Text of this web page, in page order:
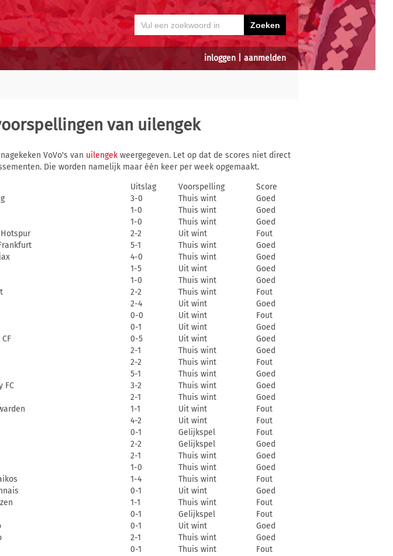
inloggen aanmelden
van uilengek
VoVo's van uilengek weergegeven. Let op dat de scores niet direct
Die worden namelijk maar één keer per week opgemaakt.
Uitslag Voorspelling
Score
3-0 Thuis wint
Goed
1-0 Thuis wint
Goed
1-0 Thuis wint
Goed
2-2 Uit wint
Fout
5-1 Thuis wint
Goed
4-0 Thuis wint
Goed
1-5 Uit wint
Goed
1-0 Thuis wint
Goed
2-2 Thuis wint
Fout
2-4 Uit wint
Goed
0-0 Uit wint
Fout
0-1 Uit wint
Goed
0-5 Uit wint
Goed
2-1 Thuis wint
Goed
2-2 Thuis wint
Fout
5-1 Thuis wint
Goed
FC
3-2 Thuis wint
Goed
2-1 Thuis wint
Goed
1-1 Uit wint
Fout
4-2 Uit wint
Fout
0-1 Gelijkspel
Fout
2-2 Gelijkspel
Goed
2-1 Thuis wint
Goed
1-0 Thuis wint
Goed
1-4 Thuis wint
Fout
0-1 Uit wint
Goed
1-1 Thuis wint
Fout
0-1 Gelijkspel
Fout
0-1 Uit wint
Goed
2-1 Thuis wint
Goed
0-1 Thuis wint
Fout